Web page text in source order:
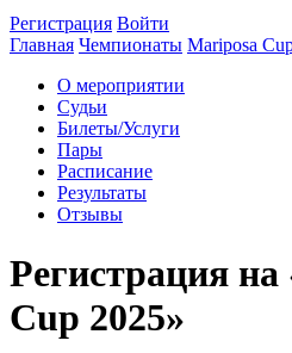
Регистрация Войти
Главная Чемпионаты Mariposa
О мероприятии
Судьи
Билеты/Услуги
Пары
Расписание
Результаты
Отзывы
Регистрация
Cup 2025»